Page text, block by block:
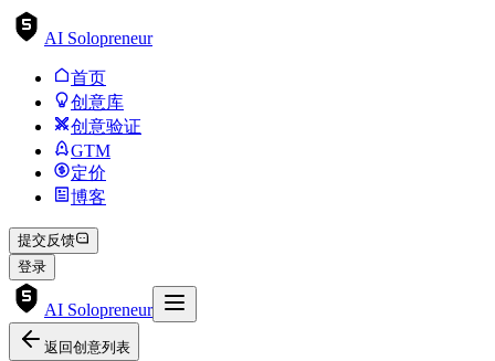
AI Solopreneur
首页
创意库
创意验证
GTM
定价
博客
提交反馈
登录
AI Solopreneur
返回创意列表